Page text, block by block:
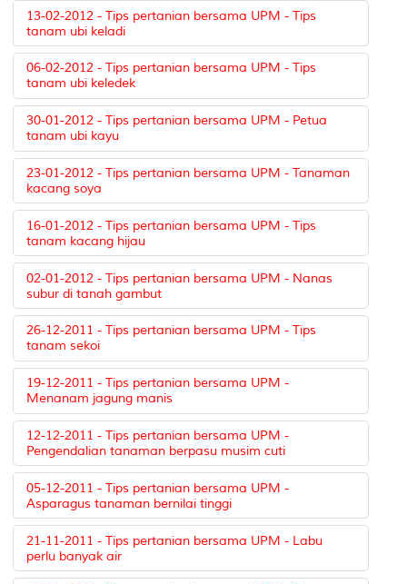
13-02-2012 - Tips pertanian bersama UPM - Tips
tanam ubi keladi
06-02-2012 - Tips pertanian bersama UPM - Tips
tanam ubi keledek
30-01-2012 - Tips pertanian bersama UPM - Petua
tanam ubi kayu
23-01-2012 - Tips pertanian bersama UPM - Tanaman
kacang soya
16-01-2012 - Tips pertanian bersama UPM - Tips
tanam kacang hijau
02-01-2012 - Tips pertanian bersama UPM - Nanas
subur di tanah gambut
26-12-2011 - Tips pertanian bersama UPM - Tips
tanam sekoi
19-12-2011 - Tips pertanian bersama UPM -
Menanam jagung manis
12-12-2011 - Tips pertanian bersama UPM -
Pengendalian tanaman berpasu musim cuti
05-12-2011 - Tips pertanian bersama UPM -
Asparagus tanaman bernilai tinggi
21-11-2011 - Tips pertanian bersama UPM - Labu
perlu banyak air